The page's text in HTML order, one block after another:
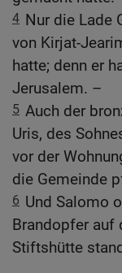
4 Nur die Lade
von Kirjat-
hatte; denn er
Jerusalem. –
5 Auch der
Uris, des
vor der
die Gemeinde
6 Und Salomo
Brandopfer auf
Stiftshütte